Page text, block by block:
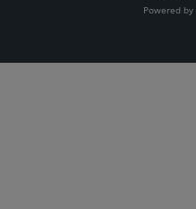
Powered by